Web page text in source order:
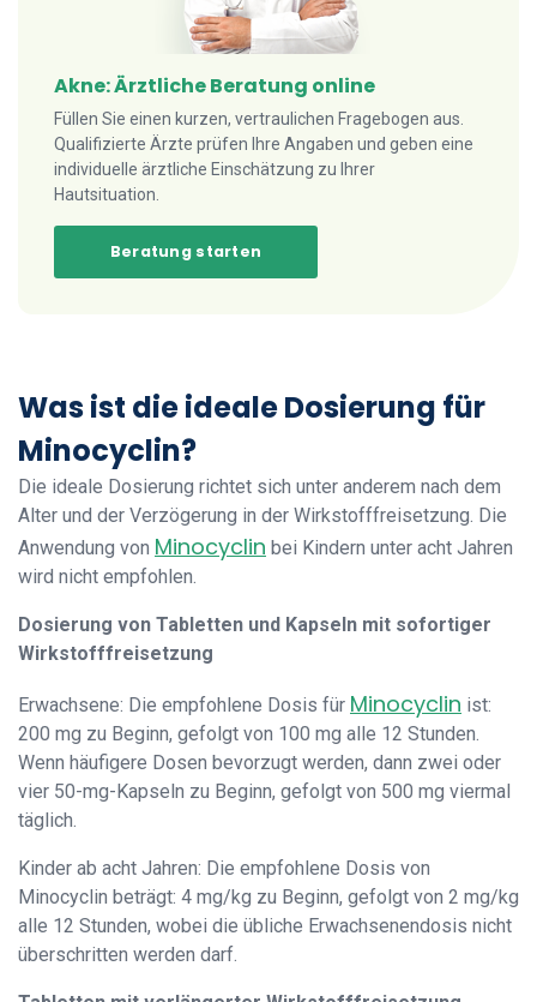
Akne: Ärztliche Beratung online
Füllen Sie einen kurzen, vertraulichen Fragebogen aus.
Qualifizierte Ärzte prüfen Ihre Angaben und geben eine
individuelle ärztliche Einschätzung zu Ihrer
Hautsituation.
Beratung starten
Was ist die ideale Dosierung für
Minocyclin?
Die ideale Dosierung richtet sich unter anderem nach dem
Alter und der Verzögerung in der Wirkstofffreisetzung. Die
Anwendung von Minocyclin bei Kindern unter acht Jahren
wird nicht empfohlen.
Dosierung von Tabletten und Kapseln mit sofortiger
Wirkstofffreisetzung
Erwachsene: Die empfohlene Dosis für Minocyclin ist:
200 mg zu Beginn, gefolgt von 100 mg alle 12 Stunden.
Wenn häufigere Dosen bevorzugt werden, dann zwei oder
vier 50-mg-Kapseln zu Beginn, gefolgt von 500 mg viermal
täglich.
Kinder ab acht Jahren: Die empfohlene Dosis von
Minocyclin beträgt: 4 mg/kg zu Beginn, gefolgt von 2 mg/kg
alle 12 Stunden, wobei die übliche Erwachsenendosis nicht
überschritten werden darf.